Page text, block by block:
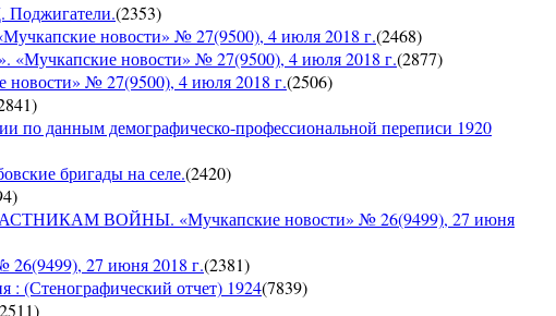
Поджигатели.(2353)
новости» № 27(9500), 4 июля 2018 г.(2468)
новости» № 27(9500), 4 июля 2018 г.(2877)
№ 27(9500), 4 июля 2018 г.(2506)
)
по данным демографическо-профессиональной переписи 1920
бригады на селе.(2420)
)
ВОЙНЫ. «Мучкапские новости» № 26(9499), 27 июня
27 июня 2018 г.(2381)
: (Стенографический отчет) 1924(7839)
2511)